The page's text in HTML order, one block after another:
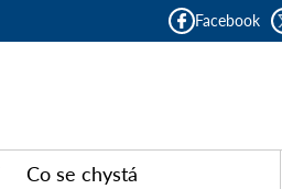
Facebook
Co se chystá